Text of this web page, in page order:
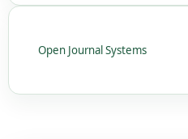
Open Journal Systems